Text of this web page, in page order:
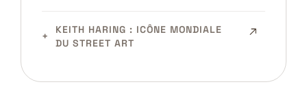
KEITH HARING : ICÔNE MONDIALE
DU STREET ART